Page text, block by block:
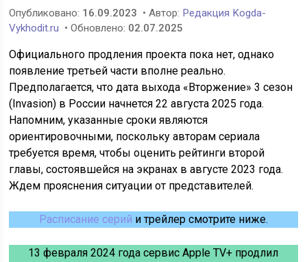
Опубликовано: 16.09.2023 • Автор: Редакция Kogda-
Vykhodit.ru • Обновлено: 02.07.2025
Официального продления проекта пока нет, однако
появление третьей части вполне реально.
Предполагается, что дата выхода «Вторжение» 3 сезон
(Invasion) в России начнется 22 августа 2025 года.
Напомним, указанные сроки являются
ориентировочными, поскольку авторам сериала
требуется время, чтобы оценить рейтинги второй
главы, состоявшейся на экранах в августе 2023 года.
Ждем прояснения ситуации от представителей.
Расписание серий и трейлер смотрите ниже.
13 февраля 2024 года сервис Apple TV+ продлил